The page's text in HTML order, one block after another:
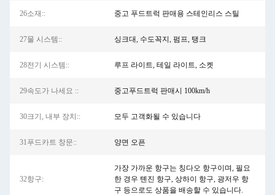
26소재:: 중고 푸드트럭 판매용 스테인리스 스틸
27물 시스템:: 싱크대, 수도꼭지, 펌프, 탱크
28전기 시스템:: 루프 라이트, 테일 라이트, 소켓
29속도가 나세요 :: 중고푸드트럭 판매시 100km/h
30크기, 내부 장치:: 모두 고객화될 수 있습니다
31푸드카트 창문:: 양면 오픈
32항구:
가장 가까운 항구는 칭다오 항구이며, 필요
한 경우 톈진 항구, 상하이 항구, 광저우 항
구 등으로도 상품을 배송할 수 있습니다.